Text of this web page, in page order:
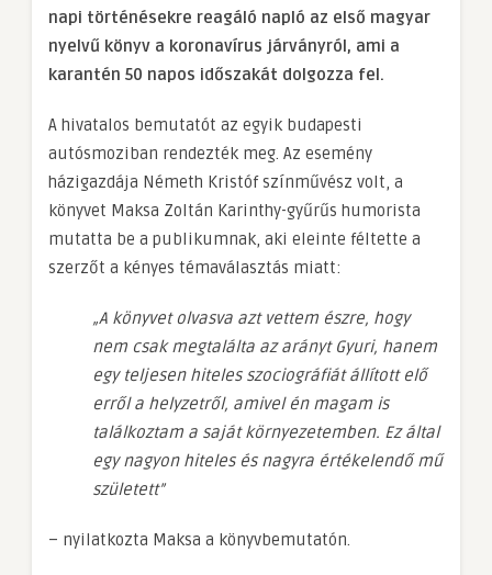
napi történésekre reagáló napló az első magyar
nyelvű könyv a koronavírus járványról, ami a
karantén 50 napos időszakát dolgozza fel.
A hivatalos bemutatót az egyik budapesti
autósmoziban rendezték meg. Az esemény
házigazdája Németh Kristóf színművész volt, a
könyvet Maksa Zoltán Karinthy-gyűrűs humorista
mutatta be a publikumnak, aki eleinte féltette a
szerzőt a kényes témaválasztás miatt:
„A könyvet olvasva azt vettem észre, hogy
nem csak megtalálta az arányt Gyuri, hanem
egy teljesen hiteles szociográfiát állított elő
erről a helyzetről, amivel én magam is
találkoztam a saját környezetemben. Ez által
egy nagyon hiteles és nagyra értékelendő mű
született”
– nyilatkozta Maksa a könyvbemutatón.